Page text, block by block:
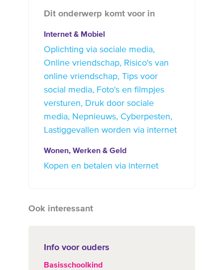
Dit onderwerp komt voor in
Internet & Mobiel
Oplichting via sociale media
Online vriendschap
Risico's van
online vriendschap Tips voor
social media
Foto's en filmpjes
versturen
Druk door sociale
media
Nepnieuws Cyberpesten
Lastiggevallen worden via internet
Wonen, Werken & Geld
Kopen en betalen via internet
Ook interessant
Info voor ouders
Basisschoolkind